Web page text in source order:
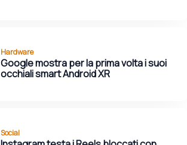
Hardware
Google mostra per la prima volta i suoi
occhiali smart Android XR
Social